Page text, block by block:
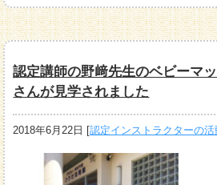
認定講師の野﨑先生のベビーマ
さんが見学されました
2018年6月22日 [認定インストラクターの